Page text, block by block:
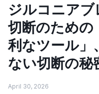
ジルコニア
切断のための
利なツール」
ない切断の秘
April 30, 2026